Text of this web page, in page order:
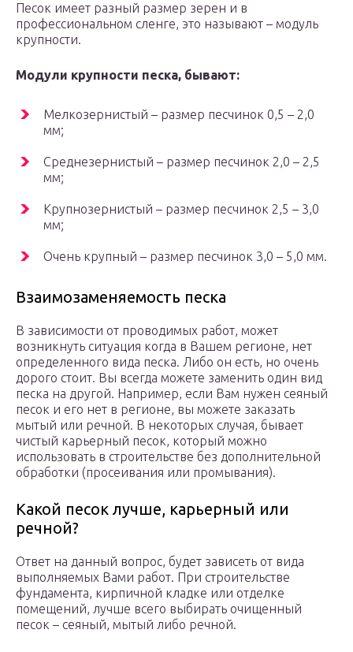
Песок имеет разный размер зерен и в
профессиональном сленге, это называют – модуль
крупности.
Модули крупности песка, бывают:
Мелкозернистый – размер песчинок 0,5 – 2,0
мм;
Среднезернистый – размер песчинок 2,0 – 2,5
мм;
Крупнозернистый – размер песчинок 2,5 – 3,0
мм;
Очень крупный – размер песчинок 3,0 – 5,0 мм.
Взаимозаменяемость песка
В зависимости от проводимых работ, может
возникнуть ситуация когда в Вашем регионе, нет
определенного вида песка. Либо он есть, но очень
дорого стоит. Вы всегда можете заменить один вид
песка на другой. Например, если Вам нужен сеяный
песок и его нет в регионе, вы можете заказать
мытый или речной. В некоторых случая, бывает
чистый карьерный песок, который можно
использовать в строительстве без дополнительной
обработки (просеивания или промывания).
Какой песок лучше, карьерный или
речной?
Ответ на данный вопрос, будет зависеть от вида
выполняемых Вами работ. При строительстве
фундамента, кирпичной кладке или отделке
помещений, лучше всего выбирать очищенный
песок – сеяный, мытый либо речной.